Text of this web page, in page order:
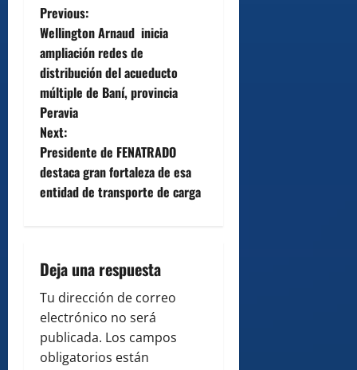
P
o
s
t
n
a
i
g
a
t
Previous:
Wellington Arnaud inicia
ampliación redes de
distribución del acueducto
múltiple de Baní, provincia
Peravia
Next:
Presidente de FENATRADO
destaca gran fortaleza de esa
entidad de transporte de carga
Deja una respuesta
Tu dirección de correo
electrónico no será
publicada. Los campos
obligatorios están